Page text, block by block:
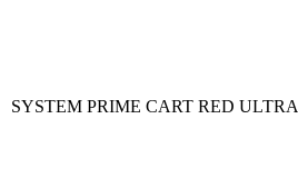
جعبه ابزار مدل SYSTEM PRIME CART RED ULTRA